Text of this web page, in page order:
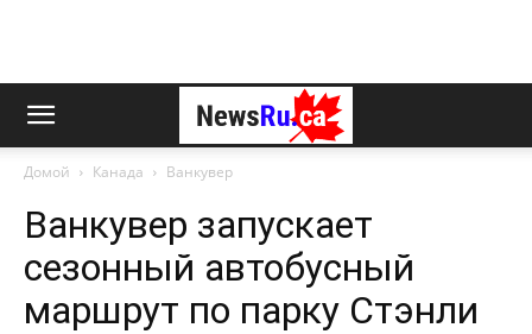
Домой Канада Ванкувер
Ванкувер запускает
сезонный автобусный
маршрут по парку Стэнли